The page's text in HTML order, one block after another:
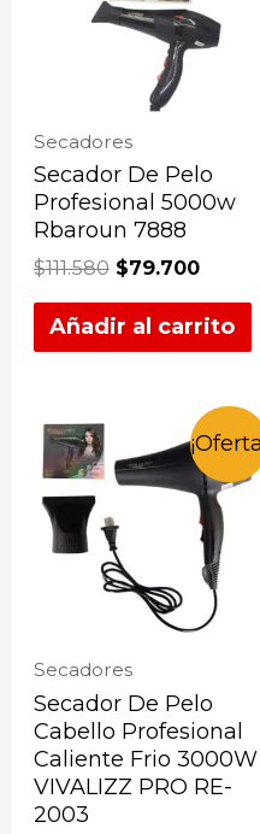
Secadores
Secador De Pelo
Profesional 5000w
Rbaroun 7888
$111.580 $79.700
Añadir al carrito
Secadores
Secador De Pelo
Cabello Profesional
Caliente Frio 3000W
VIVALIZZ PRO RE-
2003